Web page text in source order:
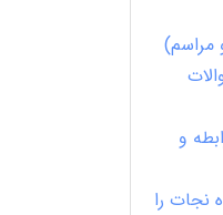
مراسم)
و
نجات را